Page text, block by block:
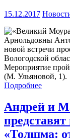
15.12.2017
Арнольдовны
новой встречи
Вологодской
Мероприятие
(М. Ульяновой, 1).
Подробнее
Андрей и
«Толшма: